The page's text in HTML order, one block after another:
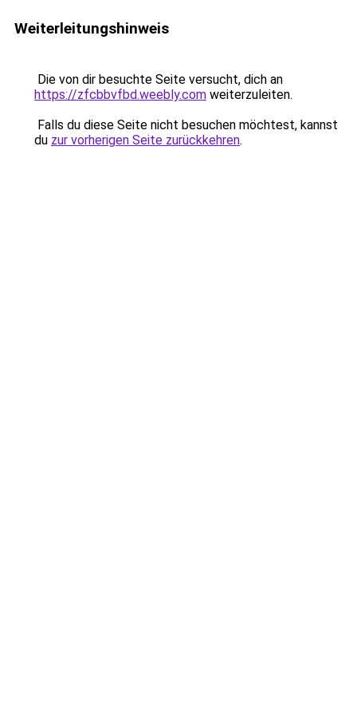
Weiterleitungshinweis
Die von dir besuchte Seite versucht, dich an
https://zfcbbvfbd.weebly.com weiterzuleiten.
Falls du diese Seite nicht besuchen möchtest, kannst
du zur vorherigen Seite zurückkehren.